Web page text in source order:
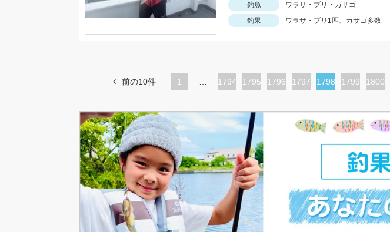
釣魚
ワラサ・ブリ・カサゴ
釣果
ワラサ・ブリ1匹、カサゴ多数
前の10件 1
ペ
1794
ペ
ジ
1795
ペ
1796
ペ
1797
カ
ト
ジ
1798
ペ
1799
ペ
1800